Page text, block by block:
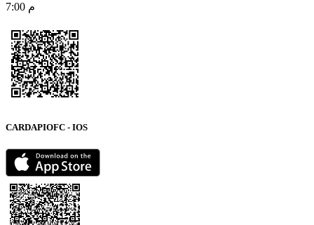
7:00 م
CARDAPIOFC - IOS